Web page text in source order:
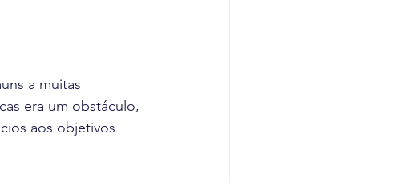
a muitas
era um obstáculo,
aos objetivos